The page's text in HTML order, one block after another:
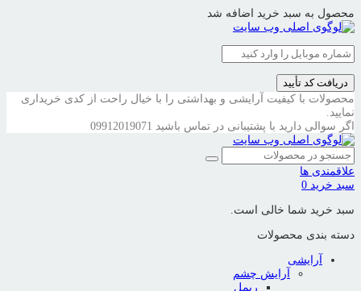
محصول به سبد خرید اضافه شد
دریافت کد تأیید
محصولات با کیفیت آرایشی و بهداشتی را با خیال راحت از کدی خریداری
نمایید.
اگر سوالی دارید با پشتیبانی در تماس باشید 09912019071
علاقمندی ها
سبد خرید 0
سبد خرید شما خالی است.
دسته بندی محصولات
آرایشی
آرایش چشم
ریمل